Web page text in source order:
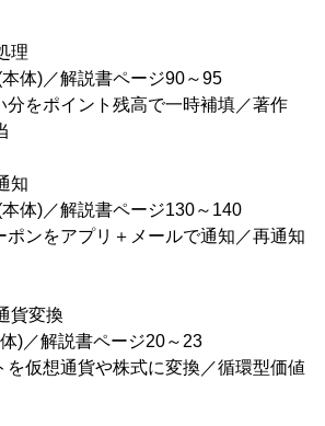
理
体)／解説書ページ90～95
分をポイント残高で一時補填／著作
知
体)／解説書ページ130～140
ポンをアプリ＋メールで通知／再通知
貨変換
)／解説書ページ20～23
を仮想通貨や株式に変換／循環型価値